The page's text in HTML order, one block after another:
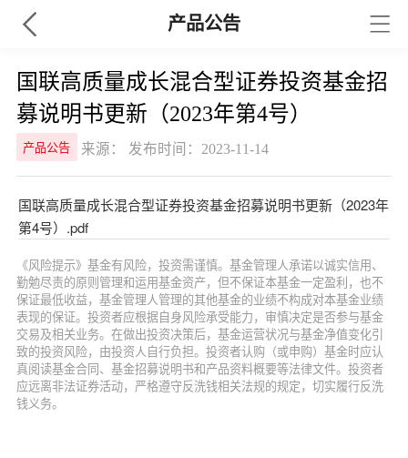
产品公告
国联高质量成长混合型证券投资基金招
募说明书更新（2023年第4号）
产品公告 来源： 发布时间：2023-11-14
国联高质量成长混合型证券投资基金招募说明书更新（2023年
第4号）.pdf
《风险提示》基金有风险，投资需谨慎。基金管理人承诺以诚实信用、
勤勉尽责的原则管理和运用基金资产，但不保证本基金一定盈利，也不
保证最低收益，基金管理人管理的其他基金的业绩不构成对本基金业绩
表现的保证。投资者应根据自身风险承受能力，审慎决定是否参与基金
交易及相关业务。在做出投资决策后，基金运营状况与基金净值变化引
致的投资风险，由投资人自行负担。投资者认购（或申购）基金时应认
真阅读基金合同、基金招募说明书和产品资料概要等法律文件。投资者
应远离非法证券活动，严格遵守反洗钱相关法规的规定，切实履行反洗
钱义务。